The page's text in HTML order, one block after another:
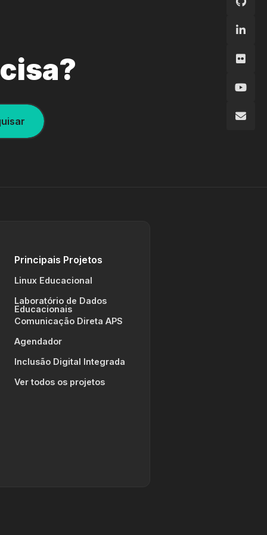
Principais Projetos
Linux Educacional
Laboratório de Dados
Educacionais
Comunicação Direta APS
Agendador
Inclusão Digital Integrada
Ver todos os projetos